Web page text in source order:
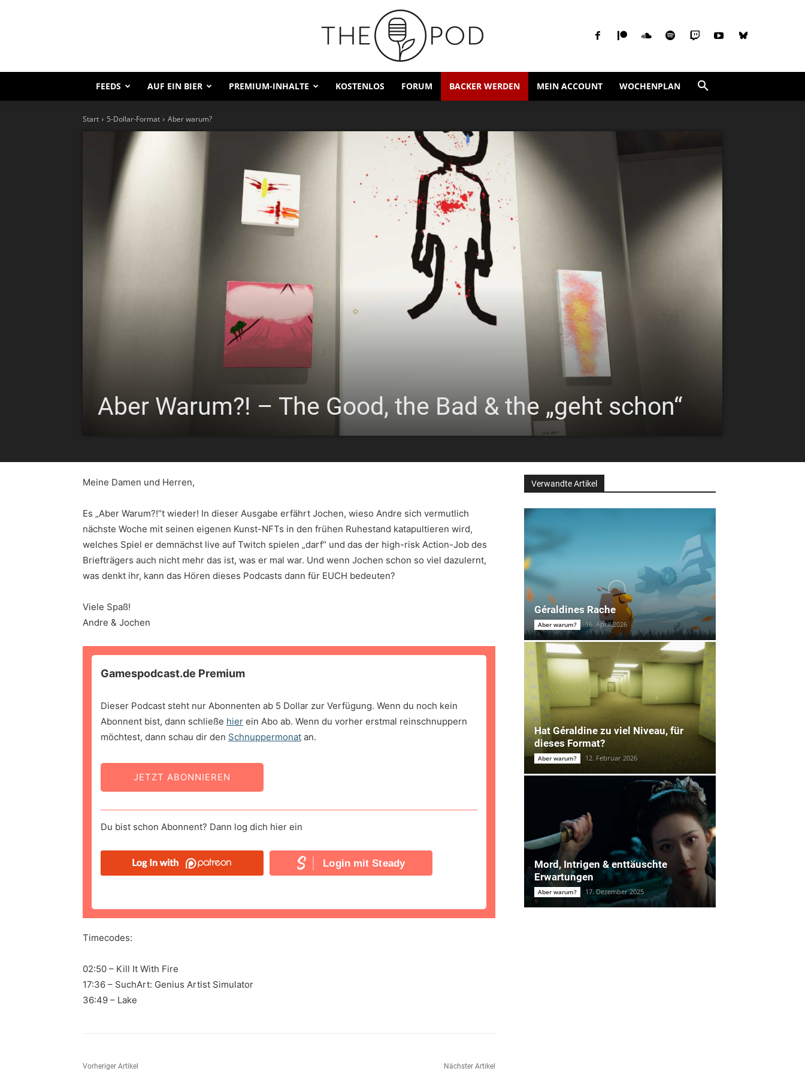
FEEDS AUF EIN BIER PREMIUM-INHALTE KOSTENLOS FORUM BACKER WERDEN MEIN ACCOUNT WOCHENPLAN
Start 5-Dollar-Format Aber warum?
Aber Warum?! – The Good, the Bad & the „geht schon“
Meine Damen und Herren,
Es „Aber Warum?!“t wieder! In dieser Ausgabe erfährt Jochen, wieso Andre sich vermutlich
nächste Woche mit seinen eigenen Kunst-NFTs in den frühen Ruhestand katapultieren wird,
welches Spiel er demnächst live auf Twitch spielen „darf“ und das der high-risk Action-Job des
Briefträgers auch nicht mehr das ist, was er mal war. Und wenn Jochen schon so viel dazulernt,
was denkt ihr, kann das Hören dieses Podcasts dann für EUCH bedeuten?
Viele Spaß!
Andre & Jochen
Gamespodcast.de Premium
Dieser Podcast steht nur Abonnenten ab 5 Dollar zur Verfügung. Wenn du noch kein
Abonnent bist, dann schließe hier ein Abo ab. Wenn du vorher erstmal reinschnuppern
möchtest, dann schau dir den Schnuppermonat an.
JETZT ABONNIEREN
Du bist schon Abonnent? Dann log dich hier ein
Login mit Steady
Timecodes:
02:50 – Kill It With Fire
17:36 – SuchArt: Genius Artist Simulator
36:49 – Lake
Vorheriger Artikel Nächster Artikel
Verwandte Artikel
Géraldines Rache
Aber warum? 16. April 2026
Hat Géraldine zu viel Niveau, für
dieses Format?
Aber warum? 12. Februar 2026
Mord, Intrigen & enttäuschte
Erwartungen
Aber warum? 17. Dezember 2025